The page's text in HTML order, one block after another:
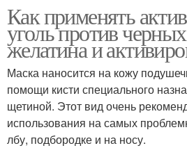
Как применять
уголь против
желатина и
Маска наносится на кожу
помощи кисти специального
щетиной. Этот вид очень
использования на самых
лбу, подбородке и на носу.